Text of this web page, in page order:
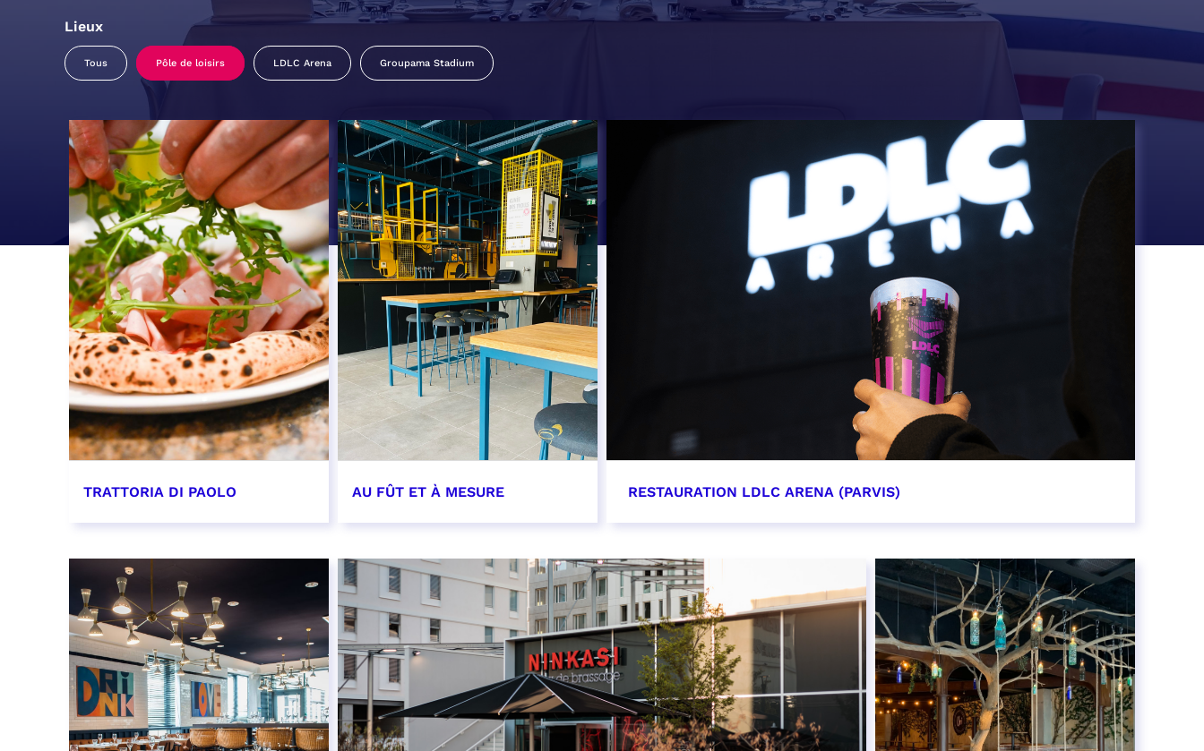
Lieux
Tous Pôle de loisirs LDLC Arena Groupama Stadium
TRATTORIA DI PAOLO
EN SAVOIR PLUS
AU FÛT ET À MESURE
EN SAVOIR PLUS
RESTAURATION LDLC ARENA (PARVIS)
EN SAVOIR PLUS